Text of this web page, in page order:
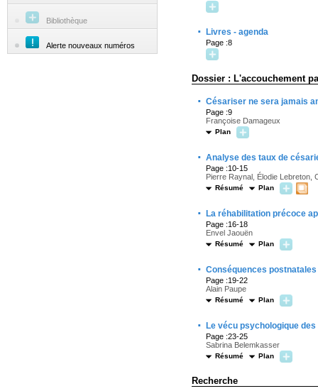
Bibliothèque
Alerte nouveaux numéros
· Livres - agenda
Page :8
Dossier : L'accouchement
· Césariser ne sera jamais
Page :9
Françoise Damageux
Plan
· Analyse des taux de
Page :10-15
Pierre Raynal, Élodie Lebreton,
Résumé Plan
· La réhabilitation précoce
Page :16-18
Envel Jaouën
Résumé Plan
· Conséquences
Page :19-22
Alain Paupe
Résumé Plan
· Le vécu psychologique
Page :23-25
Sabrina Belemkasser
Résumé Plan
Recherche